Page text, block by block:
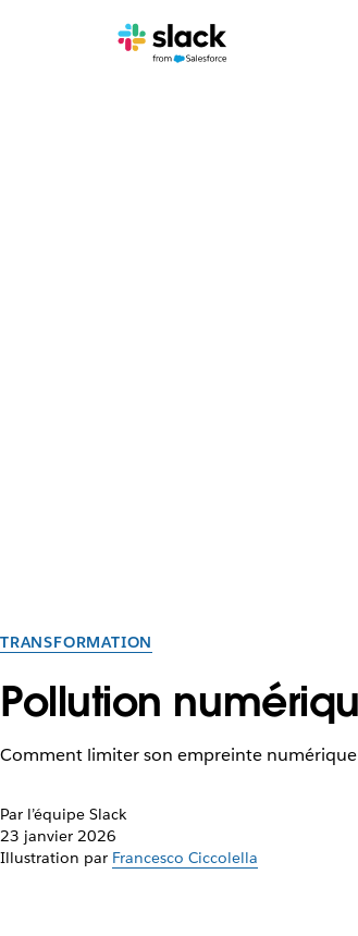
TRANSFORMATION
Pollution
Comment limiter son empreinte
Par l’équipe Slack
23 janvier 2026
Illustration par Francesco Ciccolella